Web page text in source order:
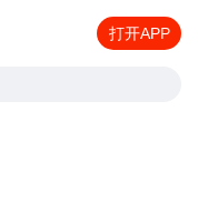
打开APP